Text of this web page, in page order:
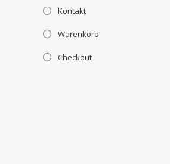
Kontakt
Warenkorb
Checkout